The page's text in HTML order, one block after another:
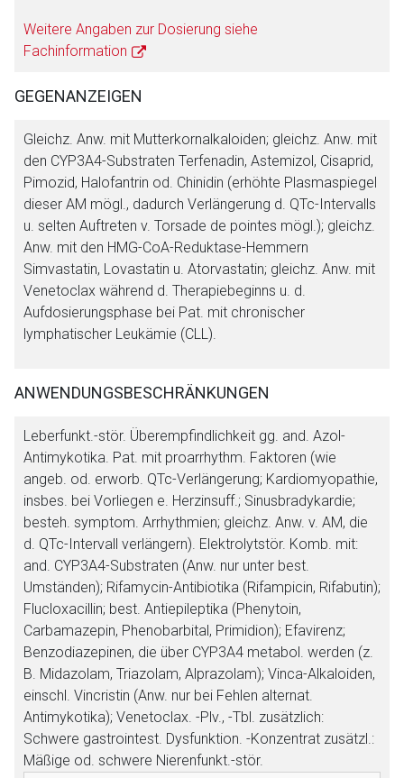
Weitere Angaben zur Dosierung siehe
Fachinformation
GEGENANZEIGEN
Gleichz. Anw. mit Mutterkornalkaloiden; gleichz. Anw. mit
den CYP3A4-Substraten Terfenadin, Astemizol, Cisaprid,
Pimozid, Halofantrin od. Chinidin (erhöhte Plasmaspiegel
dieser AM mögl., dadurch Verlängerung d. QTc-Intervalls
u. selten Auftreten v. Torsade de pointes mögl.); gleichz.
Anw. mit den HMG-CoA-Reduktase-Hemmern
Simvastatin, Lovastatin u. Atorvastatin; gleichz. Anw. mit
Venetoclax während d. Therapiebeginns u. d.
Aufdosierungsphase bei Pat. mit chronischer
lymphatischer Leukämie (CLL).
ANWENDUNGSBESCHRÄNKUNGEN
Leberfunkt.-stör. Überempfindlichkeit gg. and. Azol-
Antimykotika. Pat. mit proarrhythm. Faktoren (wie
angeb. od. erworb. QTc-Verlängerung; Kardiomyopathie,
insbes. bei Vorliegen e. Herzinsuff.; Sinusbradykardie;
besteh. symptom. Arrhythmien; gleichz. Anw. v. AM, die
d. QTc-Intervall verlängern). Elektrolytstör. Komb. mit:
and. CYP3A4-Substraten (Anw. nur unter best.
Umständen); Rifamycin-Antibiotika (Rifampicin, Rifabutin);
Flucloxacillin; best. Antiepileptika (Phenytoin,
Carbamazepin, Phenobarbital, Primidion); Efavirenz;
Benzodiazepinen, die über CYP3A4 metabol. werden (z.
B. Midazolam, Triazolam, Alprazolam); Vinca-Alkaloiden,
einschl. Vincristin (Anw. nur bei Fehlen alternat.
Antimykotika); Venetoclax. -Plv., -Tbl. zusätzlich:
Schwere gastrointest. Dysfunktion. -Konzentrat zusätzl.:
Mäßige od. schwere Nierenfunkt.-stör.